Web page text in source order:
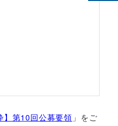
】第10回公募要領 」をご